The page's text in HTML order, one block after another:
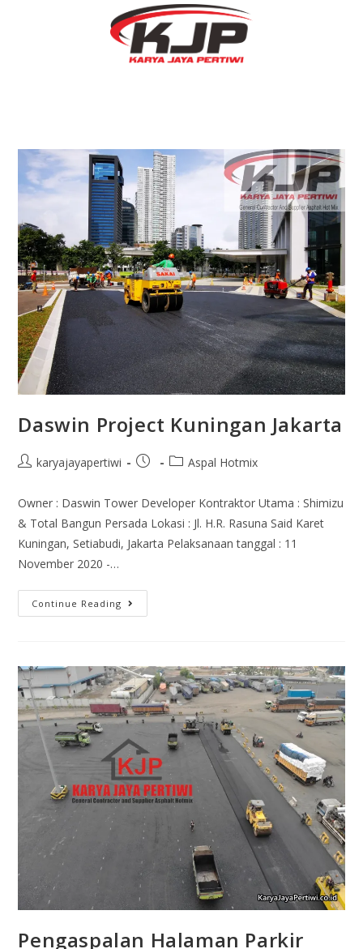
Daswin Project Kuningan Jakarta
karyajayapertiwi Aspal Hotmix
Owner : Daswin Tower Developer Kontraktor Utama : Shimizu
& Total Bangun Persada Lokasi : Jl. H.R. Rasuna Said Karet
Kuningan, Setiabudi, Jakarta Pelaksanaan tanggal : 11
November 2020 -…
Continue Reading
Pengaspalan Halaman Parkir